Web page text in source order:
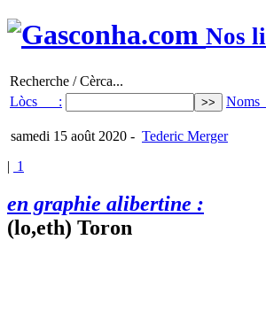
Nos
Recherche / Cèrca...
Lòcs :
samedi 15 août 2020 - Tederic Merger
| 1
en graphie alibertine :
(lo,eth) Toron